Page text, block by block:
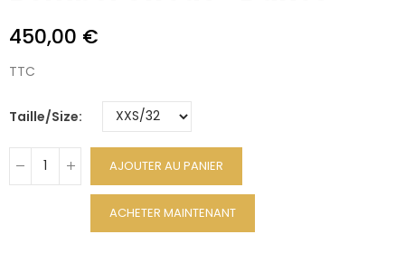
450,00 €
TTC
Taille/Size
AJOUTER AU PANIER
ACHETER MAINTENANT